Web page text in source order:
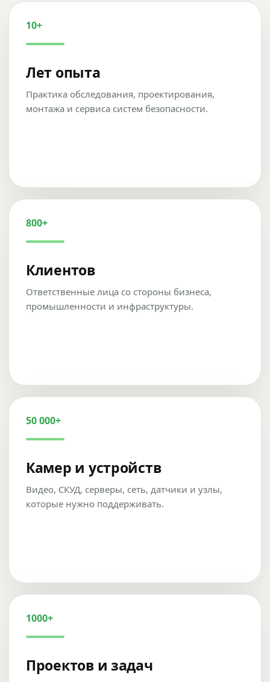
10+
Лет опыта
Практика обследования, проектирования,
монтажа и сервиса систем безопасности.
800+
Клиентов
Ответственные лица со стороны бизнеса,
промышленности и инфраструктуры.
50 000+
Камер и устройств
Видео, СКУД, серверы, сеть, датчики и узлы,
которые нужно поддерживать.
1000+
Проектов и задач